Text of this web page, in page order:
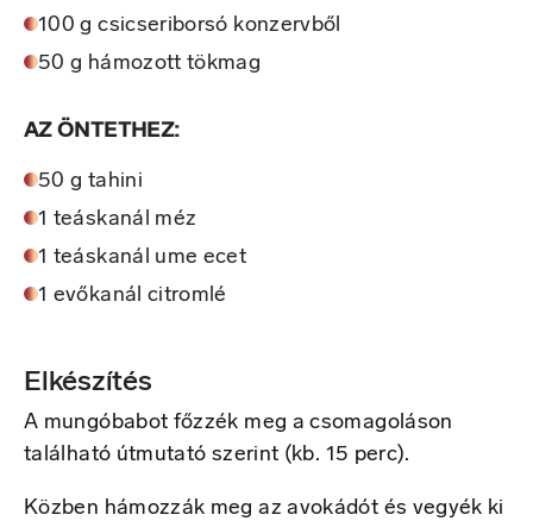
100 g csicseriborsó konzervből
50 g hámozott tökmag
AZ ÖNTETHEZ:
50 g tahini
1 teáskanál méz
1 teáskanál ume ecet
1 evőkanál citromlé
Elkészítés
A mungóbabot főzzék meg a csomagoláson
található útmutató szerint (kb. 15 perc).
Közben hámozzák meg az avokádót és vegyék ki